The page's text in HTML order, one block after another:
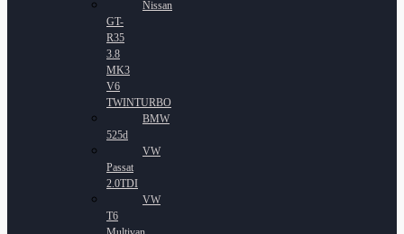
Nissan
GT-
R35
3.8
MK3
V6
TWINTURBO
BMW
525d
VW
Passat
2.0TDI
VW
T6